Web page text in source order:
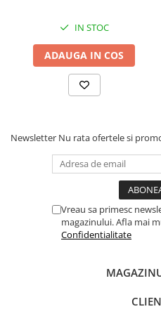
IN STOC
ADAUGA IN COS
Newsletter Nu rata ofertele si
Vreau sa primesc
magazinului. Afla mai
Confidentialitate